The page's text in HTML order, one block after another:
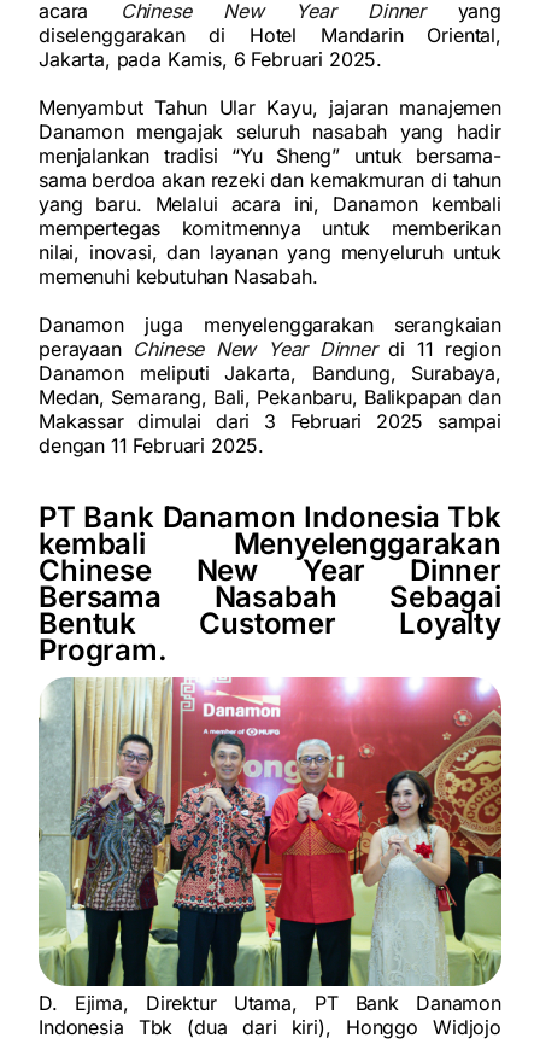
acara
Chinese New Year Dinneryang
diselenggarakan di Hotel Mandarin Oriental,
Jakarta, pada Kamis, 6 Februari 2025.
Menyambut Tahun Ular Kayu, jajaran manajemen
Danamon mengajak seluruh nasabah yang hadir
menjalankan tradisi “Yu Sheng” untuk bersama-
sama berdoa akan rezeki dan kemakmuran di tahun
yang baru. Melalui acara ini, Danamon kembali
mempertegas komitmennya untuk memberikan
nilai, inovasi, dan layanan yang menyeluruh untuk
memenuhi kebutuhan Nasabah.
Danamon juga menyelenggarakan serangkaian
perayaan Chinese New Year Dinnerdi 11 region
Danamon meliputi Jakarta, Bandung, Surabaya,
Medan, Semarang, Bali, Pekanbaru, Balikpapan dan
Makassar dimulai dari 3 Februari 2025 sampai
dengan 11 Februari 2025.
PT Bank Danamon Indonesia Tbk
kembali Menyelenggarakan
Chinese New Year Dinner
Bersama Nasabah Sebagai
Bentuk Customer Loyalty
Program.
D. Ejima, Direktur Utama, PT Bank Danamon
Indonesia Tbk (dua dari kiri), Honggo Widjojo